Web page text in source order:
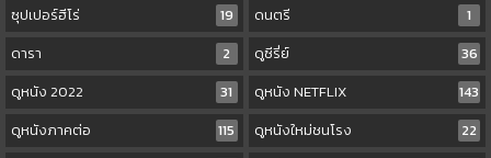
ซุปเปอร์ฮีโร่
19 ดนตรี
1
ดารา
2 ดูซีรี่ย์
36
ดูหนัง 2022
31 ดูหนัง NETFLIX
143
ดูหนังภาคต่อ
115 ดูหนังใหม่ชนโรง
22